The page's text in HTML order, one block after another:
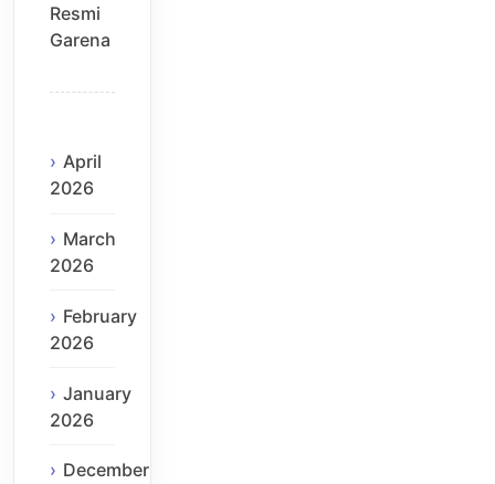
Resmi
Garena
April
2026
March
2026
February
2026
January
2026
December